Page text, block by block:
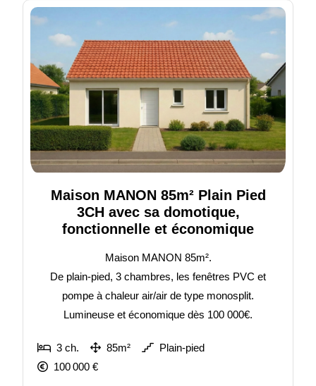
Maison MANON 85m² Plain Pied
3CH avec sa domotique,
fonctionnelle et économique
Maison MANON 85m².
De plain-pied, 3 chambres, les fenêtres PVC et
pompe à chaleur air/air de type monosplit.
Lumineuse et économique dès 100 000€.
3 ch. 85m²
Plain-pied
100 000 €